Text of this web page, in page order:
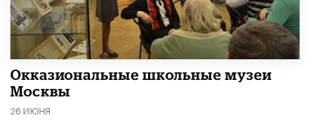
​Окказиональные школьные музеи
Москвы
26 ИЮНЯ